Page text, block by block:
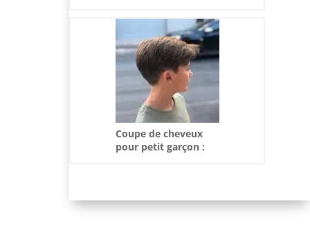
pour choisir le style
Coupe de cheveux
pour petit garçon :